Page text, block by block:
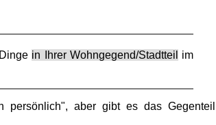
in Ihrer Wohngegend/Stadtteil
im
persönlich", aber gibt es das Gegenteil